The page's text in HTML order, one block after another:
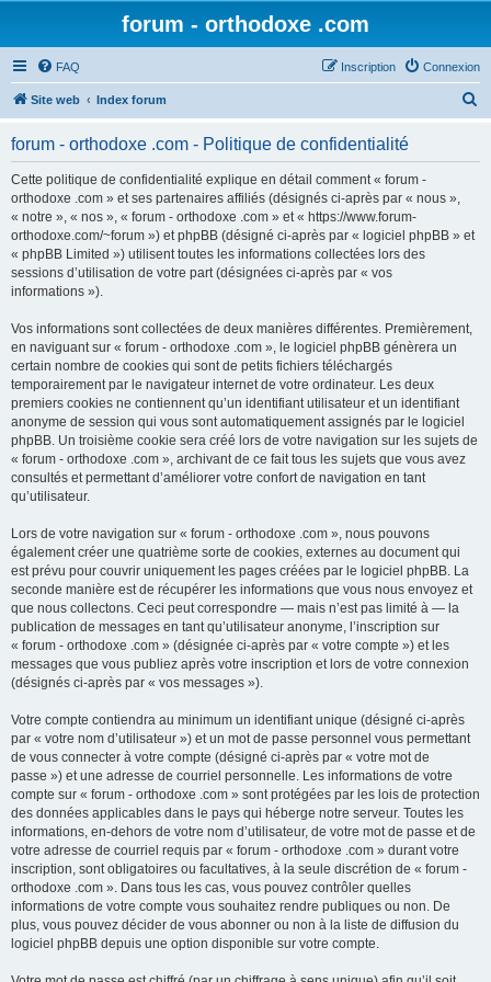
forum - orthodoxe .com
FAQ Connexion
Inscription
Site web Index forum
forum - orthodoxe .com - Politique de confidentialité
Cette politique de confidentialité explique en détail comment « forum -
orthodoxe .com » et ses partenaires affiliés (désignés ci-après par « nous »,
« notre », « nos », « forum - orthodoxe .com » et « https://www.forum-
orthodoxe.com/~forum ») et phpBB (désigné ci-après par « logiciel phpBB » et
« phpBB Limited ») utilisent toutes les informations collectées lors des
sessions d’utilisation de votre part (désignées ci-après par « vos
informations »).
Vos informations sont collectées de deux manières différentes. Premièrement,
en naviguant sur « forum - orthodoxe .com », le logiciel phpBB génèrera un
certain nombre de cookies qui sont de petits fichiers téléchargés
temporairement par le navigateur internet de votre ordinateur. Les deux
premiers cookies ne contiennent qu’un identifiant utilisateur et un identifiant
anonyme de session qui vous sont automatiquement assignés par le logiciel
phpBB. Un troisième cookie sera créé lors de votre navigation sur les sujets de
« forum - orthodoxe .com », archivant de ce fait tous les sujets que vous avez
consultés et permettant d’améliorer votre confort de navigation en tant
qu’utilisateur.
Lors de votre navigation sur « forum - orthodoxe .com », nous pouvons
également créer une quatrième sorte de cookies, externes au document qui
est prévu pour couvrir uniquement les pages créées par le logiciel phpBB. La
seconde manière est de récupérer les informations que vous nous envoyez et
que nous collectons. Ceci peut correspondre — mais n’est pas limité à — la
publication de messages en tant qu’utilisateur anonyme, l’inscription sur
« forum - orthodoxe .com » (désignée ci-après par « votre compte ») et les
messages que vous publiez après votre inscription et lors de votre connexion
(désignés ci-après par « vos messages »).
Votre compte contiendra au minimum un identifiant unique (désigné ci-après
par « votre nom d’utilisateur ») et un mot de passe personnel vous permettant
de vous connecter à votre compte (désigné ci-après par « votre mot de
passe ») et une adresse de courriel personnelle. Les informations de votre
compte sur « forum - orthodoxe .com » sont protégées par les lois de protection
des données applicables dans le pays qui héberge notre serveur. Toutes les
informations, en-dehors de votre nom d’utilisateur, de votre mot de passe et de
votre adresse de courriel requis par « forum - orthodoxe .com » durant votre
inscription, sont obligatoires ou facultatives, à la seule discrétion de « forum -
orthodoxe .com ». Dans tous les cas, vous pouvez contrôler quelles
informations de votre compte vous souhaitez rendre publiques ou non. De
plus, vous pouvez décider de vous abonner ou non à la liste de diffusion du
logiciel phpBB depuis une option disponible sur votre compte.